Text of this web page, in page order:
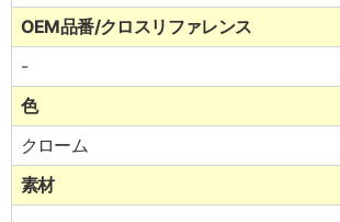
OEM品番/クロスリファレンス
-
色
クローム
素材